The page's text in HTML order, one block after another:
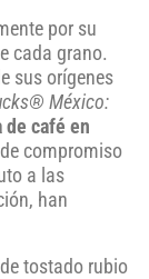
por su
cada grano.
sus orígenes
México:
café en
compromiso
a las
han
tostado rubio